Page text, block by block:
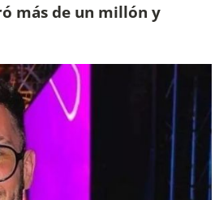
más de un millón y